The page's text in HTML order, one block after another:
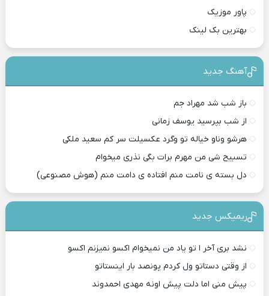
پاور موزیک
بهترین بک لینک
آهنگ جدید
باز شب شد مهراد جم
از شب بپرسید یوسف زمانی
هرشو وناو خیاله تو وگرد عکسیلت سر کم سعید ملکی
تسبیح شی من مهرم برات بگی نذری میخوام
دل بسته ی نامت منم افتاده ی دامت منم (هوش مصنوعی)
ریمیکس جدید
نشد بری آخر ا تو یاد من نمیخوام اکسو نمیزنم اکسو
از وقتی دستاتو ول کردم پونصد بار اینستاتو
پیش منی اما دلت پیش اونه مهدی احمدوند